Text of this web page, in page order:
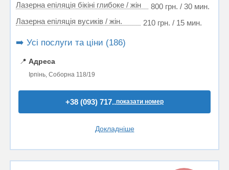
Лазерна епіляція бікіні глибоке / жін
800 грн. / 30 мин.
Лазерна епіляція вусиків / жін.
210 грн. / 15 мин.
➡️ Усі послуги та ціни (186)
📍 Адреса
Ірпінь, Соборна 118/19
+38 (093) 717..показати номер
Докладніше